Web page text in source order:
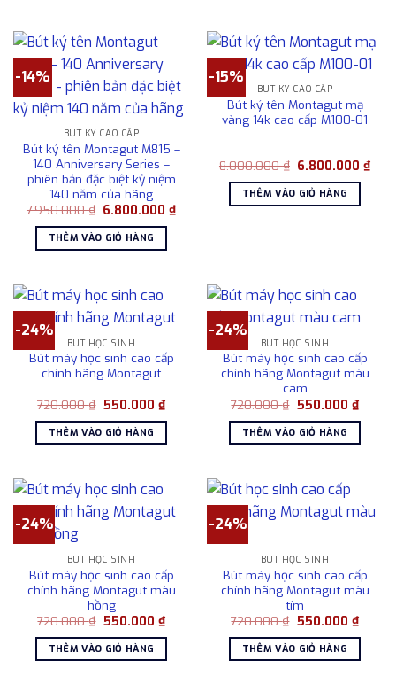
-14%
BÚT KÝ CAO CẤP
Bút ký tên Montagut M815 –
140 Anniversary Series –
phiên bản đặc biệt kỷ niệm
140 năm của hãng
7.950.000₫ Giá
là:
7.950.000 ₫.
6.800.000₫Giá
THÊM VÀO GIỎ HÀNG
-15%
BÚT KÝ CAO CẤP
Bút ký tên Montagut mạ
vàng 14k cao cấp M100-01
8.000.000₫ Giá
là:
8.000.000 ₫.
6.800.000₫Giá
THÊM VÀO GIỎ HÀNG
-24%
BÚT HỌC SINH
Bút máy học sinh cao cấp
chính hãng Montagut
720.000₫ Giá
là:
720.000 ₫.
550.000 ₫Giá
hiện
tại
550.000 ₫.
THÊM VÀO GIỎ HÀNG
-24%
BÚT HỌC SINH
Bút máy học sinh cao cấp
chính hãng Montagut màu
cam
720.000₫ Giá
là:
720.000 ₫.
550.000 ₫Giá
hiện
tại
THÊM VÀO GIỎ HÀNG
-24%
BÚT HỌC SINH
Bút máy học sinh cao cấp
chính hãng Montagut màu
hồng
720.000₫ Giá
là:
720.000 ₫.
550.000 ₫Giá
hiện
tại
550.000 ₫.
THÊM VÀO GIỎ HÀNG
-24%
BÚT HỌC SINH
Bút máy học sinh cao cấp
chính hãng Montagut màu
tím
720.000₫ Giá
là:
720.000 ₫.
550.000 ₫Giá
hiện
tại
THÊM VÀO GIỎ HÀNG